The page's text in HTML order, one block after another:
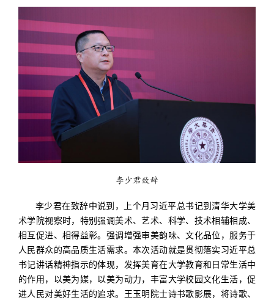
李少君致辞
李少君在致辞中说到，上个月习近平总书记到清华大学美
术学院视察时，特别强调美术、艺术、科学、技术相辅相成、
相互促进、相得益彰。强调增强审美韵味、文化品位，服务于
人民群众的高品质生活需求。本次活动就是贯彻落实习近平总
书记讲话精神指示的体现，发挥美育在大学教育和日常生活中
的作用，以美为媒，以美为动力，丰富大学校园文化生活，促
进人民对美好生活的追求。王玉明院士诗书歌影展，将诗歌、